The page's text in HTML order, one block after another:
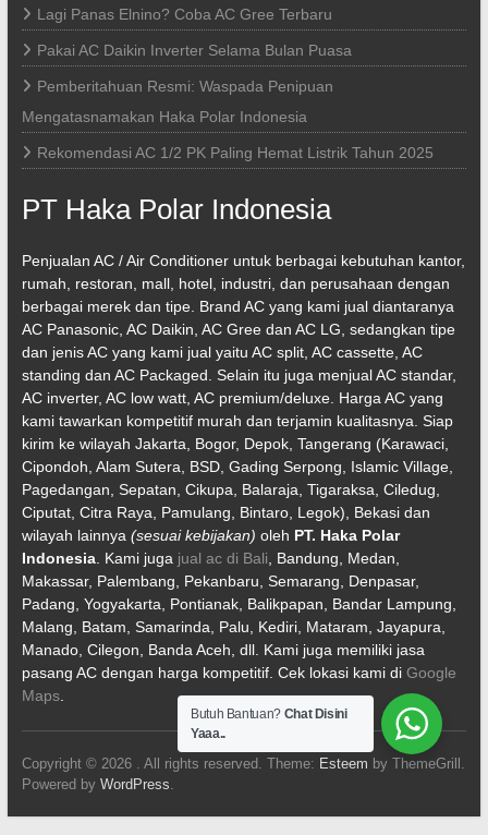
Lagi Panas Elnino? Coba AC Gree Terbaru
Pakai AC Daikin Inverter Selama Bulan Puasa
Pemberitahuan Resmi: Waspada Penipuan
Mengatasnamakan Haka Polar Indonesia
Rekomendasi AC 1/2 PK Paling Hemat Listrik Tahun 2025
PT Haka Polar Indonesia
Penjualan AC / Air Conditioner untuk berbagai kebutuhan kantor,
rumah, restoran, mall, hotel, industri, dan perusahaan dengan
berbagai merek dan tipe. Brand AC yang kami jual diantaranya
AC Panasonic, AC Daikin, AC Gree dan AC LG, sedangkan tipe
dan jenis AC yang kami jual yaitu AC split, AC cassette, AC
standing dan AC Packaged. Selain itu juga menjual AC standar,
AC inverter, AC low watt, AC premium/deluxe. Harga AC yang
kami tawarkan kompetitif murah dan terjamin kualitasnya. Siap
kirim ke wilayah Jakarta, Bogor, Depok, Tangerang (Karawaci,
Cipondoh, Alam Sutera, BSD, Gading Serpong, Islamic Village,
Pagedangan, Sepatan, Cikupa, Balaraja, Tigaraksa, Ciledug,
Ciputat, Citra Raya, Pamulang, Bintaro, Legok), Bekasi dan
wilayah lainnya (sesuai kebijakan) oleh PT. Haka Polar
Indonesia. Kami juga jual ac di Bali , Bandung, Medan,
Makassar, Palembang, Pekanbaru, Semarang, Denpasar,
Padang, Yogyakarta, Pontianak, Balikpapan, Bandar Lampung,
Malang, Batam, Samarinda, Palu, Kediri, Mataram, Jayapura,
Manado, Cilegon, Banda Aceh, dll. Kami juga memiliki jasa
pasang AC dengan harga kompetitif. Cek lokasi kami di Google
Maps.
Copyright © 2026 . All rights reserved. Theme: Esteem by ThemeGrill.
Powered by WordPress
Butuh Bantuan? Chat Disini
Yaaa..